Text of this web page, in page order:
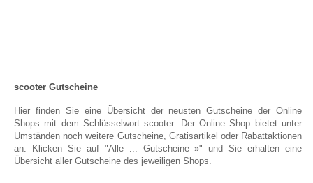
scooter Gutscheine
Hier finden Sie eine Übersicht der neusten Gutscheine der Online
Shops mit dem Schlüsselwort scooter. Der Online Shop bietet unter
Umständen noch weitere Gutscheine, Gratisartikel oder Rabattaktionen
an. Klicken Sie auf "Alle ... Gutscheine »" und Sie erhalten eine
Übersicht aller Gutscheine des jeweiligen Shops.